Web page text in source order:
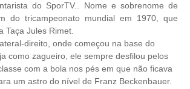
do SporTV.. Nome e sobrenome de
do tricampeonato mundial em 1970, que
Taça Jules Rimet.
direito, onde começou na base do
como zagueiro, ele sempre desfilou pelos
com a bola nos pés em que não ficava
um astro do nível de Franz Beckenbauer.